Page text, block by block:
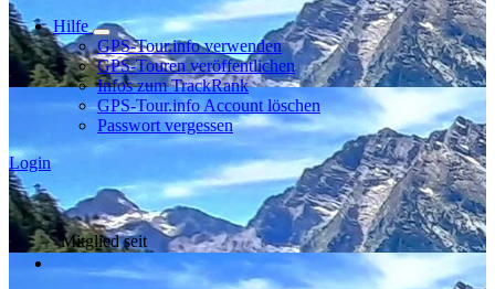
Hilfe
GPS-Tour.info verwenden
GPS-Touren veröffentlichen
Infos zum TrackRank
GPS-Tour.info Account löschen
Passwort vergessen
Login
Mitglied seit